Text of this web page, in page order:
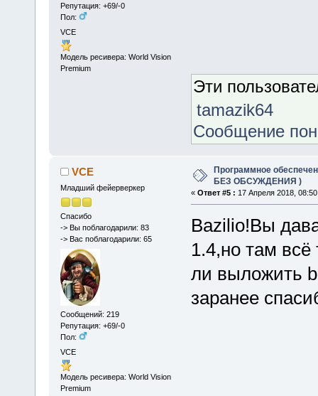
Репутация: +69/-0
Пол:
VCE
Модель ресивера: World Vision
Premium
Эти
tamazik64
Сообщение
VCE
Младший фейерверкер
Спасибо
-> Вы поблагодарили: 83
-> Вас поблагодарили: 65
Сообщений: 219
Репутация: +69/-0
Пол:
VCE
Модель ресивера: World Vision
Premium
Программное
БЕЗ ОБСУЖДЕНИЯ )
« Ответ #5 : 17 Апреля 2018,
Bazilio!Вы
1.4,но там всё
ли выложить
заранее